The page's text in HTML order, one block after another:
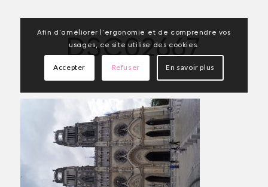
DSC02667
Afin d'améliorer l'ergonomie et de comprendre vos
usages, ce site utilise des cookies.
Accepter Refuser En savoir plus